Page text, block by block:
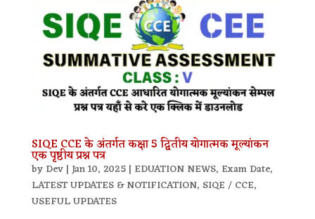
SIQE CCE के अंतर्गत कक्षा 5 द्वितीय योगात्मक मूल्यांकन
एक पृष्ठीय प्रश्न पत्र
by Dev| Jan 10, 2025| EDUATION NEWS, Exam Date,
LATEST UPDATES & NOTIFICATION, SIQE / CCE,
USEFUL UPDATES